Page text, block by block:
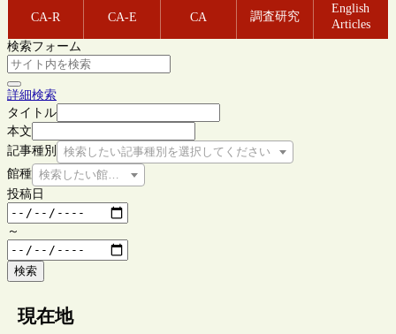
CA-R CA-E CA 調査研究
English
Articles
検索フォーム
詳細検索
タイトル
本文
記事種別
検索したい記事種別を選択してください
館種 検索したい館種を選択してください
投稿日
～
検索
現在地